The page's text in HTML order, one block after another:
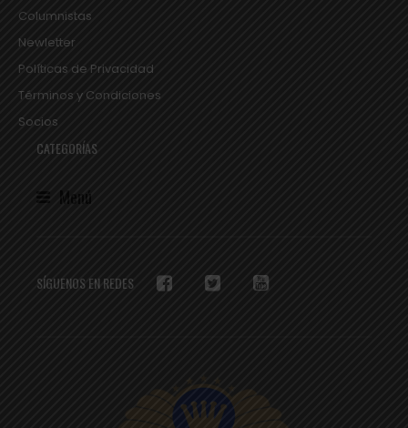
Columnistas
Newletter
Políticas de Privacidad
Términos y Condiciones
Socios
CATEGORÍAS
Menú
SÍGUENOS EN REDES